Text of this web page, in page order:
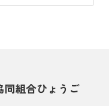
同組合ひょうご